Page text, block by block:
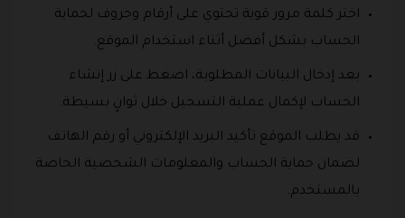
اختر كلمة مرور قوية تحتوي على أرقام وحروف لحماية
الحساب بشكل أفضل أثناء استخدام الموقع.
بعد إدخال البيانات المطلوبة، اضغط على زر إنشاء
الحساب لإكمال عملية التسجيل خلال ثوانٍ بسيطة.
قد يطلب الموقع تأكيد البريد الإلكتروني أو رقم الهاتف
لضمان حماية الحساب والمعلومات الشخصية الخاصة
بالمستخدم.